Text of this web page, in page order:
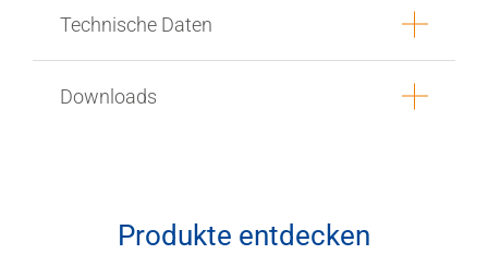
Technische Daten
Downloads
Produkte entdecken